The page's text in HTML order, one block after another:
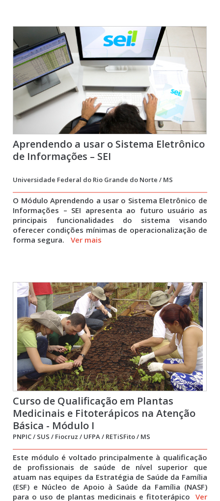
Aprendendo a usar o Sistema Eletrônico
de Informações – SEI
Universidade Federal do Rio Grande do Norte / MS
O Módulo Aprendendo a usar o Sistema Eletrônico de
Informações – SEI apresenta ao futuro usuário as
principais funcionalidades do sistema visando
oferecer condições mínimas de operacionalização de
forma segura.
Ver mais
Curso de Qualificação em Plantas
Medicinais e Fitoterápicos na Atenção
Básica - Módulo I
PNPIC / SUS / Fiocruz / UFPA / RETiSFito / MS
Este módulo é voltado principalmente à qualificação
de profissionais de saúde de nível superior que
atuam nas equipes da Estratégia de Saúde da Família
(ESF) e Núcleo de Apoio à Saúde da Família (NASF)
para o uso de plantas medicinais e fitoterápico Ver